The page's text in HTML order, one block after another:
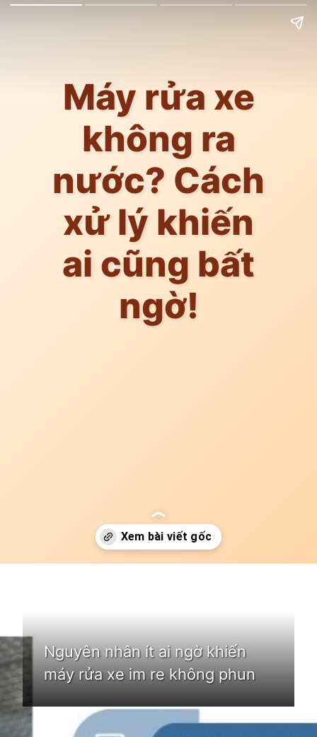
Máy rửa xe
không ra
nước? Cách
xử lý khiến
ai cũng bất
ngờ!
Nguyên nhân ít ai ngờ khiến
máy rửa xe im re không phun